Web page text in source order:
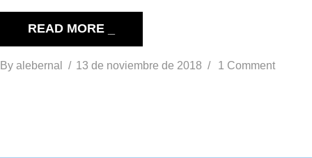
READ MORE _
By alebernal 13 de noviembre de 2018 1 Comment